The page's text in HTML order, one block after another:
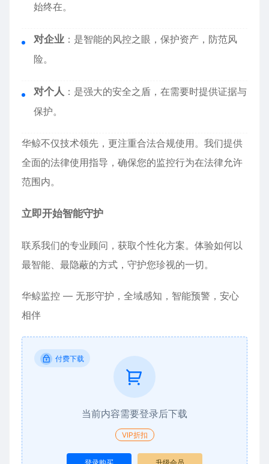
始终在。
对企业 ：是智能的风控之眼，保护资产，防范风
险。
对个人 ：是强大的安全之盾，在需要时提供证据与
保护。
华鲸不仅技术领先，更注重合法合规使用。我们提供
全面的法律使用指导，确保您的监控行为在法律允许
范围内。
立即开始智能守护
联系我们的专业顾问，获取个性化方案。体验如何以
最智能、最隐蔽的方式，守护您珍视的一切。
华鲸监控 — 无形守护，全域感知，智能预警，安心
相伴
付费下载
当前内容需要登录后下载
VIP折扣